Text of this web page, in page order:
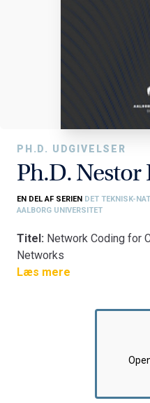
PH.D. UDGIVELSER
Ph.D.
EN DEL AF SERIEN DET TEKNISK-
AALBORG UNIVERSITET
Titel: Network Coding for
Networks
Fakultet:Det Teknisk-
Læs mere